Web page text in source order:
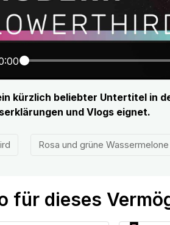
kürzlich beliebter Untertitel in
und Vlogs eignet.
Rosa und grüne
für dieses